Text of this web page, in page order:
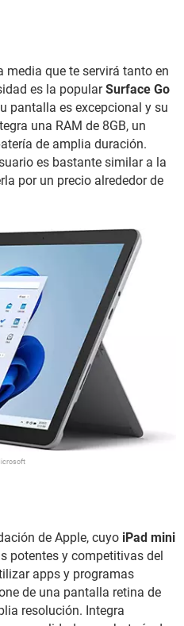
media que te servirá tanto en
es la popularSurface Go
pantalla es excepcional y su
una RAM de 8GB, un
de amplia duración.
es bastante similar a la
por un precio alrededor de
de Apple, cuyo iPad mini
potentes y competitivas del
apps y programas
de una pantalla retina de
resolución. Integra